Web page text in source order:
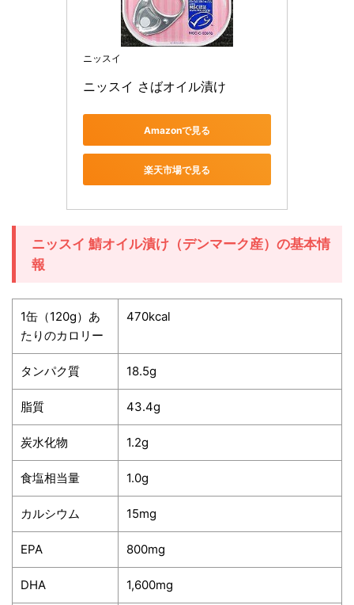
ニッスイ
ニッスイ さばオイル漬け
Amazonで見る
楽天市場で見る
ニッスイ 鯖オイル漬け（デンマーク産）の基本情
報
1缶（120g）あ
たりのカロリー
470kcal
タンパク質 18.5g
脂質 43.4g
炭水化物 1.2g
食塩相当量 1.0g
カルシウム 15mg
EPA 800mg
DHA 1,600mg